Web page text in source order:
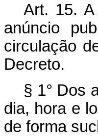
Art. 15. A
anúncio
circulação
Decreto.
§ 1° Dos
dia, hora e
de forma